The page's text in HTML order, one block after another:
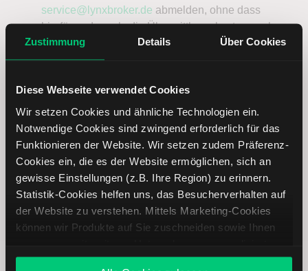
Zustimmung Details Über Cookies
Diese Webseite verwendet Cookies
Wir setzen Cookies und ähnliche Technologien ein.
Notwendige Cookies sind zwingend erforderlich für das
Funktionieren der Website. Wir setzen zudem Präferenz-
Cookies ein, die es der Website ermöglichen, sich an
gewisse Einstellungen (z.B. Ihre Region) zu erinnern.
Statistik-Cookies helfen uns, das Besucherverhalten auf
der Website zu verstehen. Mittels Marketing-Cookies
können wir Produkte auf Sie zuschneiden sowie Ihnen
Angebote unterbreiten. Sie entscheiden, welche Cookies
service@lynxbroker.de abmelden, ohne dass
hierfür andere als die Übermittlungskosten nach
den Basistarifen entstehen. Weitere Informationen
zum Datenschutz finden Sie in der
Jetzt Newsletter abonnieren
Aktuelle Analysen
—